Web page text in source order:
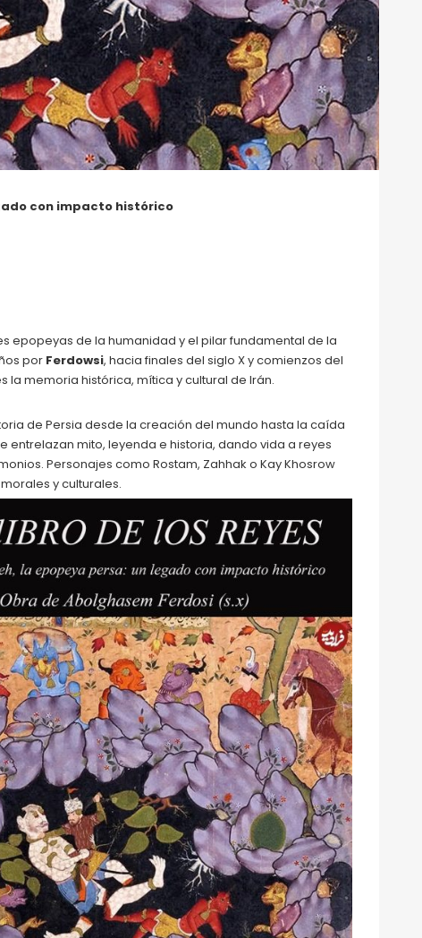
con impacto histórico
epopeyas de la humanidad y el pilar fundamental de la
por Ferdowsi, hacia finales del siglo X y comienzos del
la memoria histórica, mítica y cultural de Irán.
de Persia desde la creación del mundo hasta la caída
entrelazan mito, leyenda e historia, dando vida a reyes
Personajes como Rostam, Zahhak o Kay Khosrow
y culturales.